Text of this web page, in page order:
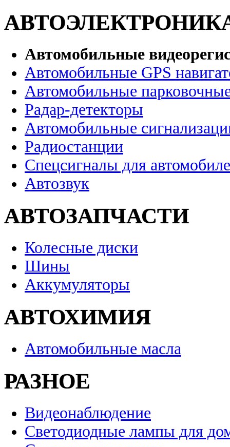
Автомобильные
Автомобильные GPS
Автомобильные
Радар-детекторы
Автомобильные
Радиостанции
Спецсигналы для
Автозвук
АВТОЗАПЧАСТИ
Колесные диски
Шины
Аккумуляторы
АВТОХИМИЯ
Автомобильные масла
РАЗНОЕ
Видеонаблюдение
Светодиодные лампы для